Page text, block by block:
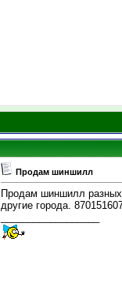
Продам шиншилл
Продам шиншилл разных
другие города.